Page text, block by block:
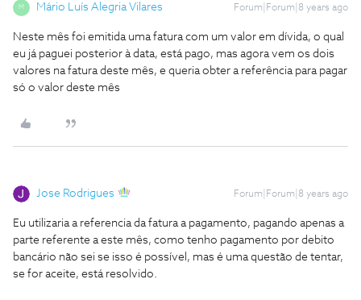
M Mário Luís Alegria Vilares Forum|Forum|8 years ago
Neste mês foi emitida uma fatura com um valor em dívida, o qual
eu já paguei posterior à data, está pago, mas agora vem os dois
valores na fatura deste mês, e queria obter a referência para pagar
só o valor deste mês
Jose Rodrigues Forum|Forum|8 years ago
Eu utilizaria a referencia da fatura a pagamento, pagando apenas a
parte referente a este mês, como tenho pagamento por debito
bancário não sei se isso é possível, mas é uma questão de tentar,
se for aceite, está resolvido.